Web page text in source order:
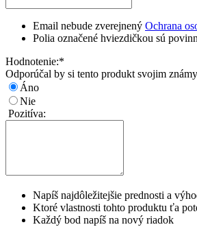
Email nebude zverejnený Ochrana
Polia označené hviezdičkou sú
Hodnotenie:*
Odporúčal by si tento produkt svojim
Áno
Nie
Pozitíva:
Napíš najdôležitejšie prednosti a
Ktoré vlastnosti tohto produktu ťa
Každý bod napíš na nový riadok